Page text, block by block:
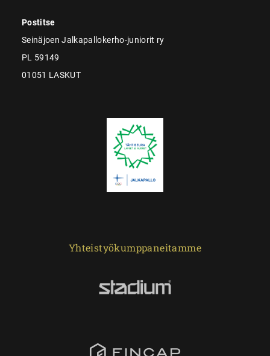
Postitse
Seinäjoen Jalkapallokerho-juniorit ry
PL 59149
01051 LASKUT
Yhteistyökumppaneitamme